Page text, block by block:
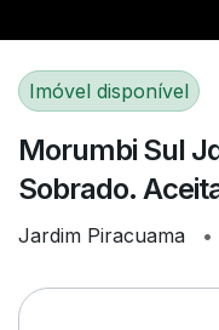
Imóvel disponível
Morumbi Sul
Sobrado.
Jardim Piracuama •